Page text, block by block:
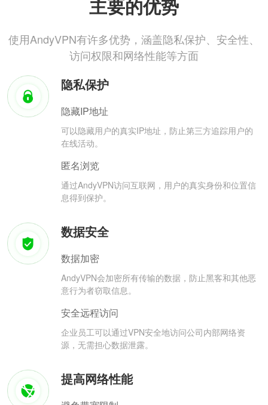
主要的优势
使用AndyVPN有许多优势，涵盖隐私保护、安全性、
访问权限和网络性能等方面
隐私保护
隐藏IP地址
可以隐藏用户的真实IP地址，防止第三方追踪用户的
在线活动。
匿名浏览
通过AndyVPN访问互联网，用户的真实身份和位置信
息得到保护。
数据安全
数据加密
AndyVPN会加密所有传输的数据，防止黑客和其他恶
意行为者窃取信息。
安全远程访问
企业员工可以通过VPN安全地访问公司内部网络资
源，无需担心数据泄露。
提高网络性能